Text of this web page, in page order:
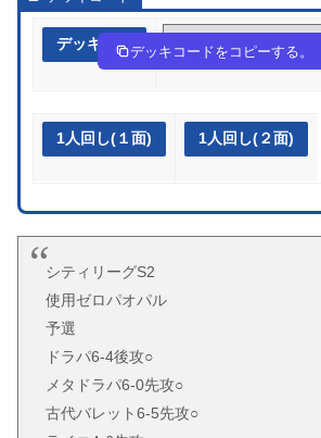
デッキ作成 2MXXMp-u9vA4P-yyMMpS
デッキコードをコピーする。
1人回し(１面) 1人回し(２面)
シティリーグS2
使用ゼロパオパル
予選
ドラパ6-4後攻○
メタドラパ6-0先攻○
古代バレット6-5先攻○